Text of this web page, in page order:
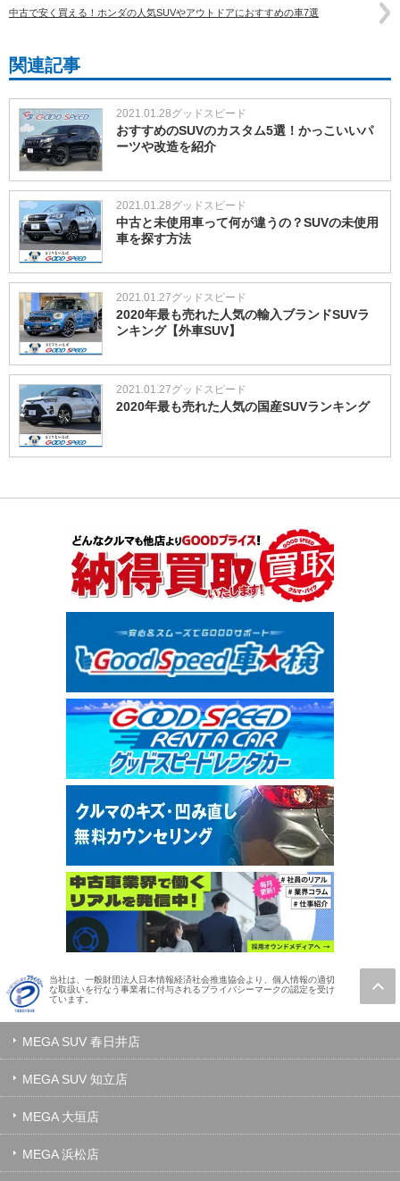
中古で安く買える！ホンダの人気SUVやアウトドアにおすすめの車7選
関連記事
2021.01.28グッドスピード
おすすめのSUVのカスタム5選！かっこいいパ
ーツや改造を紹介
2021.01.28グッドスピード
中古と未使用車って何が違うの？SUVの未使用
車を探す方法
2021.01.27グッドスピード
2020年最も売れた人気の輸入ブランドSUVラ
ンキング【外車SUV】
2021.01.27グッドスピード
2020年最も売れた人気の国産SUVランキング
当社は、一般財団法人日本情報経済社会推進協会より、個人情報の適切
な取扱いを行なう事業者に付与されるプライバシーマークの認定を受け
ています。
MEGA SUV 春日井店
MEGA SUV 知立店
MEGA 大垣店
MEGA 浜松店